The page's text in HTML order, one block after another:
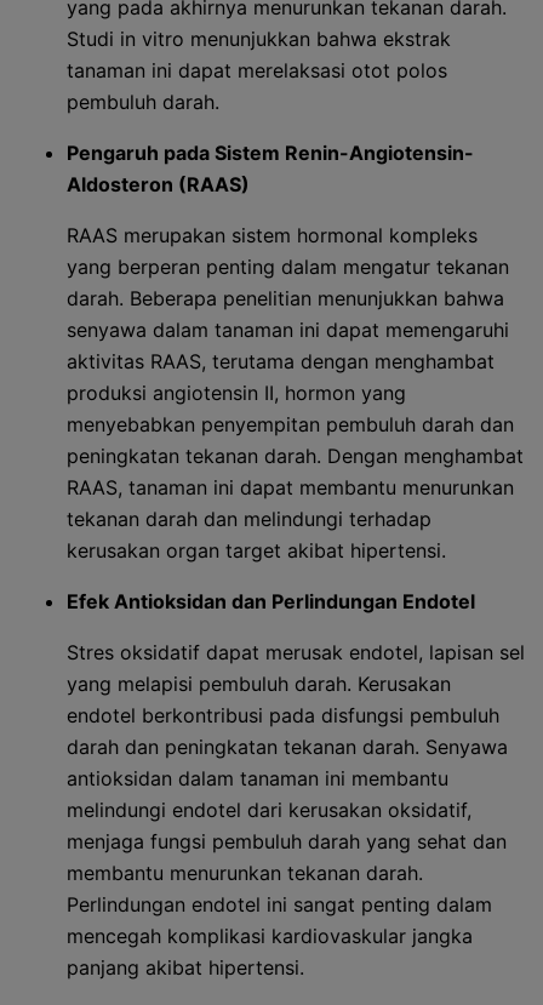
yang pada akhirnya menurunkan tekanan darah.
Studi in vitro menunjukkan bahwa ekstrak
tanaman ini dapat merelaksasi otot polos
pembuluh darah.
Pengaruh pada Sistem Renin-Angiotensin-
Aldosteron (RAAS)
RAAS merupakan sistem hormonal kompleks
yang berperan penting dalam mengatur tekanan
darah. Beberapa penelitian menunjukkan bahwa
senyawa dalam tanaman ini dapat memengaruhi
aktivitas RAAS, terutama dengan menghambat
produksi angiotensin II, hormon yang
menyebabkan penyempitan pembuluh darah dan
peningkatan tekanan darah. Dengan menghambat
RAAS, tanaman ini dapat membantu menurunkan
tekanan darah dan melindungi terhadap
kerusakan organ target akibat hipertensi.
Efek Antioksidan dan Perlindungan Endotel
Stres oksidatif dapat merusak endotel, lapisan sel
yang melapisi pembuluh darah. Kerusakan
endotel berkontribusi pada disfungsi pembuluh
darah dan peningkatan tekanan darah. Senyawa
antioksidan dalam tanaman ini membantu
melindungi endotel dari kerusakan oksidatif,
menjaga fungsi pembuluh darah yang sehat dan
membantu menurunkan tekanan darah.
Perlindungan endotel ini sangat penting dalam
mencegah komplikasi kardiovaskular jangka
panjang akibat hipertensi.